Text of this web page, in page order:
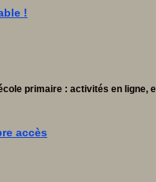
!
primaire : activités en
accès